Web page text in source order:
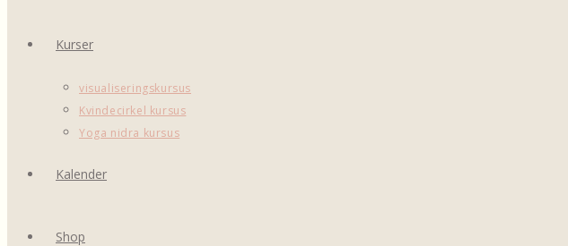
Kurser
visualiseringskursus
Kvindecirkel kursus
Yoga nidra kursus
Kalender
Shop